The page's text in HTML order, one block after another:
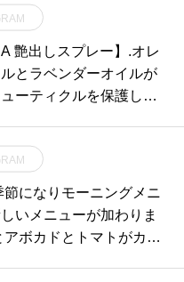
類のグレープフルーツ
りのせました♡暑い季節
なすっきり爽やかなタ
ひお試しくださいねっ..
お待ちしております。..
#グレープフルー
#グレープフルーツ #ケ
#タルト #tarte #🥧#caf
#instafood #ca
#カフェ巡り#haus_mat
#松江カフェ #島
艶出しスプレー】.オレ
とラベンダーオイルが
ーティクルを保護しツ
ます.お手軽なブラッシ
レーです◎.GROOM HAU
白町20270852-62-2885
松江ペットサロン #松江
節になりモーニングメニ
いメニューが加わりま
アボカドとトマトがカラ